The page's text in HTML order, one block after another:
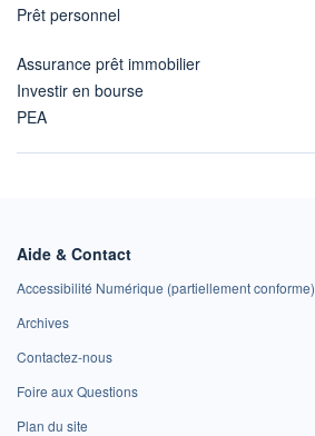
Prêt personnel
Assurance prêt immobilier
Investir en bourse
PEA
Aide & Contact
Accessibilité Numérique (partiellement conforme)
Archives
Contactez-nous
Foire aux Questions
Plan du site